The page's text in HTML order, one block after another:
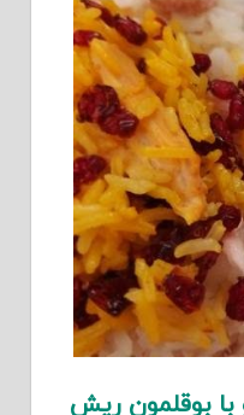
بوقلمون ریش